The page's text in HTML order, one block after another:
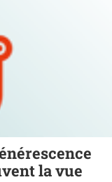
la vue